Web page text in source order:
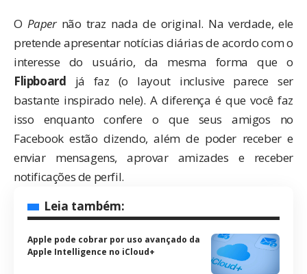
O Papernão traz nada de original. Na verdade, ele
pretende apresentar notícias diárias de acordo com o
interesse do usuário, da mesma forma que o
Flipboard já faz (o layout inclusive parece ser
bastante inspirado nele). A diferença é que você faz
isso enquanto confere o que seus amigos no
Facebook estão dizendo, além de poder receber e
enviar mensagens, aprovar amizades e receber
notificações de perfil.
Leia também:
Apple pode cobrar por uso avançado da
Apple Intelligence no iCloud+